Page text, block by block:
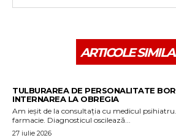
ARTICOLE
TULBURAREA DE PERSONALITATE
INTERNAREA LA OBREGIA
Am ieșit de la consultația cu medicul
farmacie. Diagnosticul oscilează...
27 iulie 2026